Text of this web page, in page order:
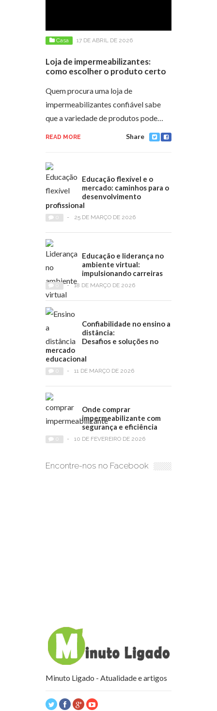
Casa 17 DE ABRIL DE 2026
Loja de impermeabilizantes:
como escolher o produto certo
Quem procura uma loja de
impermeabilizantes confiável sabe
que a variedade de produtos pode…
READ MORE Share
Educação flexível e o
mercado: caminhos para o
desenvolvimento
profissional
- 25 DE MARÇO DE 2026
Educação e liderança no
ambiente virtual:
impulsionando carreiras
- 18 DE MARÇO DE 2026
Confiabilidade no ensino a
distância:
Desafios e soluções no
mercado
educacional
- 11 DE MARÇO DE 2026
Onde comprar
impermeabilizante com
segurança e eficiência
- 10 DE FEVEREIRO DE 2026
Encontre-nos no Facebook
Minuto Ligado - Atualidade e artigos